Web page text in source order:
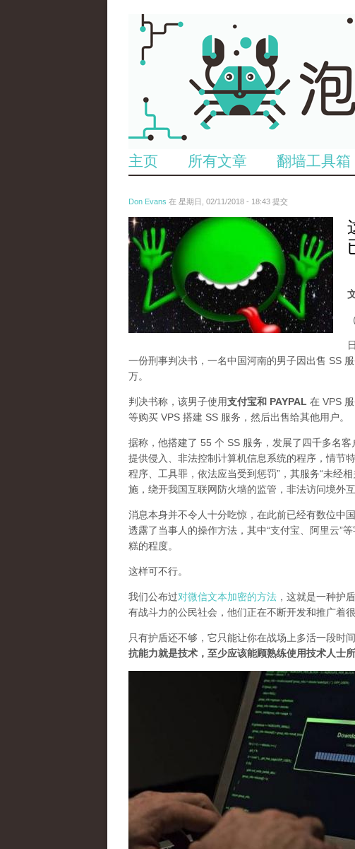
主页 所有文章 翻墙工具箱
Don Evans 在 星期日, 02/11/2018 - 18:43 提交
wechatimg1429.jpeg
一份刑事判决书，一名中国河南的男子因出售 SS
万。
判决书称，该男子使用支付宝和 PAYPAL 在 VPS
等购买 VPS 搭建 SS 服务，然后出售给其他用户。
据称，他搭建了 55 个 SS 服务，发展了四千多名
提供侵入、非法控制计算机信息系统的程序，情节
程序、工具罪，依法应当受到惩罚”，其服务“未经
施，绕开我国互联网防火墙的监管，非法访问境外
消息本身并不令人十分吃惊，在此前已经有数位中
透露了当事人的操作方法，其中“支付宝、阿里云”
糕的程度。
这样可不行。
我们公布过对微信文本加密的方法 ，这就是一种护
有战斗力的公民社会，他们正在不断开发和推广着
只有护盾还不够，它只能让你在战场上多活一段时
抗能力就是技术，至少应该能顾熟练使用技术人士